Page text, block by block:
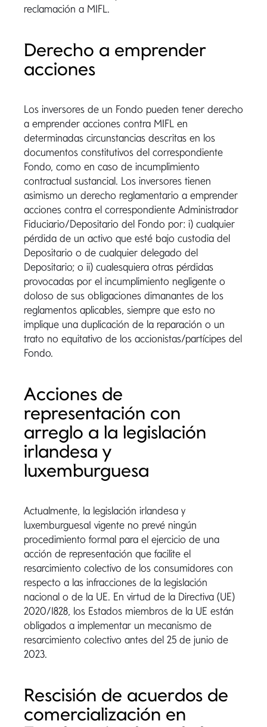
reclamación a MIFL.
Derecho a emprender
acciones
Los inversores de un Fondo pueden tener derecho
a emprender acciones contra MIFL en
determinadas circunstancias descritas en los
documentos constitutivos del correspondiente
Fondo, como en caso de incumplimiento
contractual sustancial. Los inversores tienen
asimismo un derecho reglamentario a emprender
acciones contra el correspondiente Administrador
Fiduciario/Depositario del Fondo por: i) cualquier
pérdida de un activo que esté bajo custodia del
Depositario o de cualquier delegado del
Depositario; o ii) cualesquiera otras pérdidas
provocadas por el incumplimiento negligente o
doloso de sus obligaciones dimanantes de los
reglamentos aplicables, siempre que esto no
implique una duplicación de la reparación o un
trato no equitativo de los accionistas/partícipes del
Fondo.
Acciones de
representación con
arreglo a la legislación
irlandesa y
luxemburguesa
Actualmente, la legislación irlandesa y
luxemburguesa1 vigente no prevé ningún
procedimiento formal para el ejercicio de una
acción de representación que facilite el
resarcimiento colectivo de los consumidores con
respecto a las infracciones de la legislación
nacional o de la UE. En virtud de la Directiva (UE)
2020/1828, los Estados miembros de la UE están
obligados a implementar un mecanismo de
resarcimiento colectivo antes del 25 de junio de
2023.
Rescisión de acuerdos de
comercialización en